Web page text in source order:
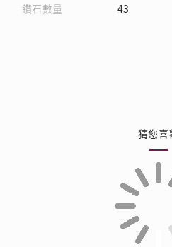
鑽石數量
43
猜您喜